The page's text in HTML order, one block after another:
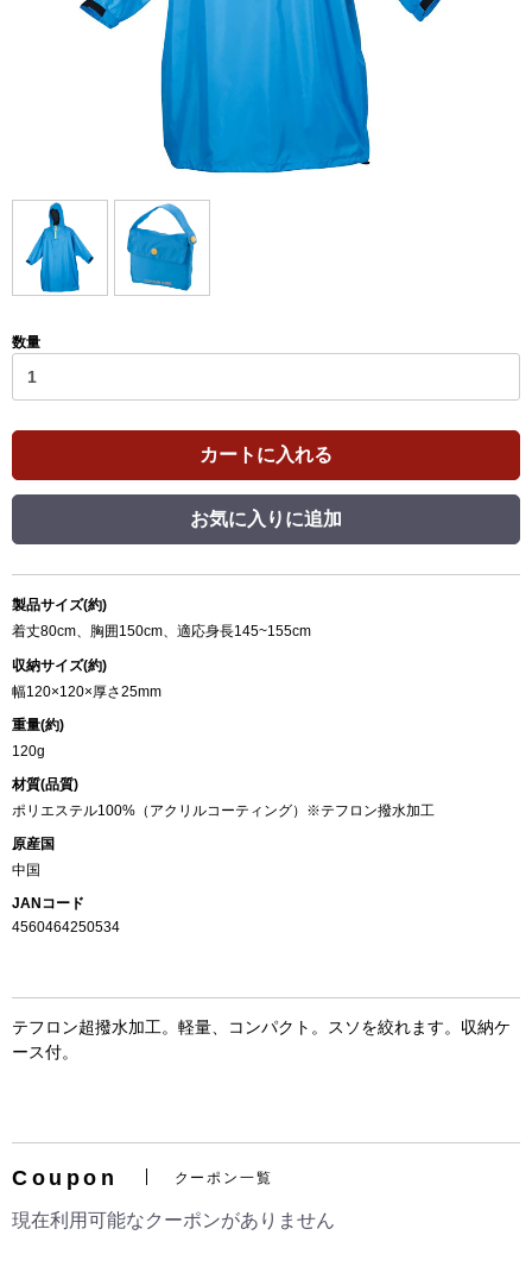
数量
カートに入れる
お気に入りに追加
製品サイズ(約)
着丈80cm、胸囲150cm、適応身長145~155cm
収納サイズ(約)
幅120×120×厚さ25mm
重量(約)
120g
材質(品質)
ポリエステル100%（アクリルコーティング）※テフロン撥水加工
原産国
中国
JANコード
4560464250534
テフロン超撥水加工。軽量、コンパクト。スソを絞れます。収納ケ
ース付。
Coupon クーポン一覧
現在利用可能なクーポンがありません